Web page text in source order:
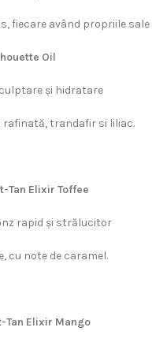
fiecare având propriile
Oil
și hidratare
rafinată, trandafir si liliac.
Tan Elixir Toffee
rapid și strălucitor
cu note de caramel.
Tan Elixir Mango